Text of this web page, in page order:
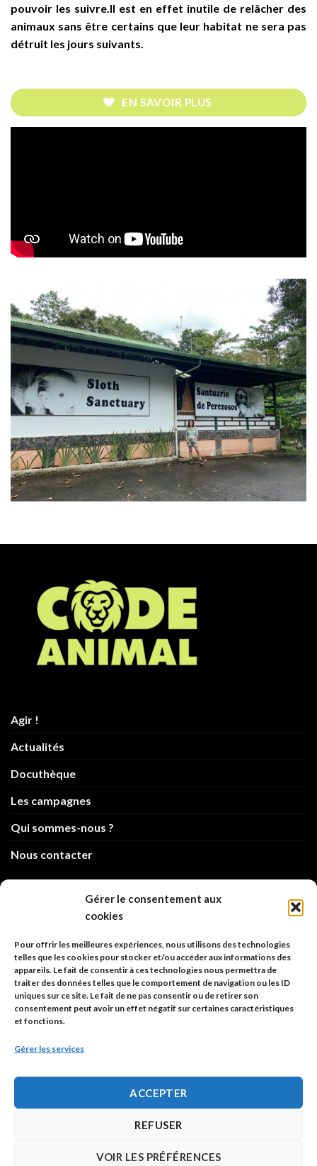
Gérer le consentement aux
cookies
Pour offrir les meilleures expériences, nous utilisons des technologies
telles que les cookies pour stocker et/ou accéder aux informations des
appareils. Le fait de consentir à ces technologies nous permettra de
traiter des données telles que le comportement de navigation ou les ID
uniques sur ce site. Le fait de ne pas consentir ou de retirer son
consentement peut avoir un effet négatif sur certaines caractéristiques
et fonctions.
Gérer les services
ACCEPTER
REFUSER
VOIR LES PRÉFÉRENCES
pouvoir les suivre.Il est en effet inutile de relâcher des
animaux sans être certains que leur habitat ne sera pas
détruit les jours suivants.
EN SAVOIR PLUS
Agir !
Actualités
Docuthèque
Les campagnes
Qui sommes-nous ?
Nous contacter
info@code-animal.com
Code Animal
26, rue principale
67480 Roppenheim
Adresse à utiliser pour les envois en AR.
Politique de confidentialité